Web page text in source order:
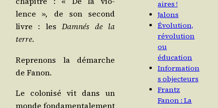
lence », de son second
livre : lesDam­nés de la
terre.
Repre­nons la démarche
de Fanon.
Le colo­ni­sé vit dans un
monde fon­da­men­ta­le­ment
aires !
Jalons
Évolution,
révolution
ou
éducation
Information
s objecteurs
Frantz
Fanon : La